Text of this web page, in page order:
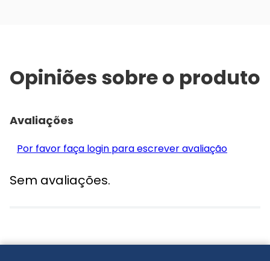
Opiniões sobre o produto
Avaliações
Por favor faça login para escrever avaliação
Sem avaliações.